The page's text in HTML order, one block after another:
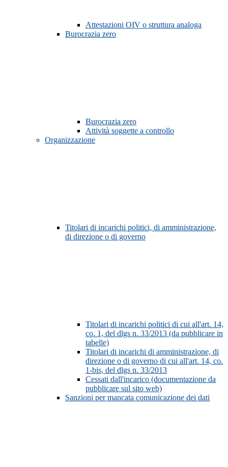
Attestazioni OIV o struttura analoga
Burocrazia zero
Burocrazia zero
Attività soggette a controllo
Organizzazione
Titolari di incarichi politici, di amministrazione,
di direzione o di governo
Titolari di incarichi politici di cui all'art. 14,
co. 1, del dlgs n. 33/2013 (da pubblicare in
tabelle)
Titolari di incarichi di amministrazione, di
direzione o di governo di cui all'art. 14, co.
1-bis, del dlgs n. 33/2013
Cessati dall'incarico (documentazione da
pubblicare sul sito web)
Sanzioni per mancata comunicazione dei dati